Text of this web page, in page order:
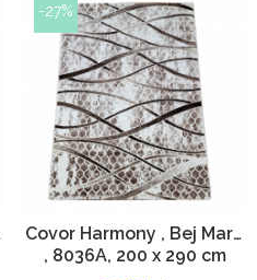
-27%
Covor Harmony , Bej Maro
, 8036A, 200 x 290 cm